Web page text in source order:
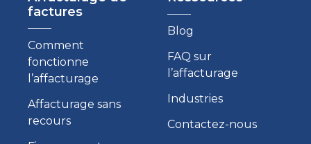
factures
Comment
fonctionne
l’affacturage
Affacturage sans
recours
Blog
FAQ sur
l’affacturage
Industries
Contactez-nous